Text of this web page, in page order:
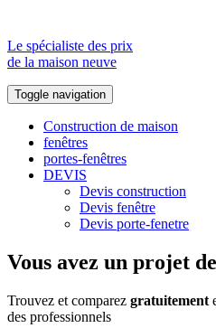
Le spécialiste des prix
de la maison neuve
Toggle navigation
Construction de maison
fenêtres
portes-fenêtres
DEVIS
Devis construction
Devis fenêtre
Devis porte-fenetre
Vous avez un projet
Trouvez et comparez gratuitement
des professionnels